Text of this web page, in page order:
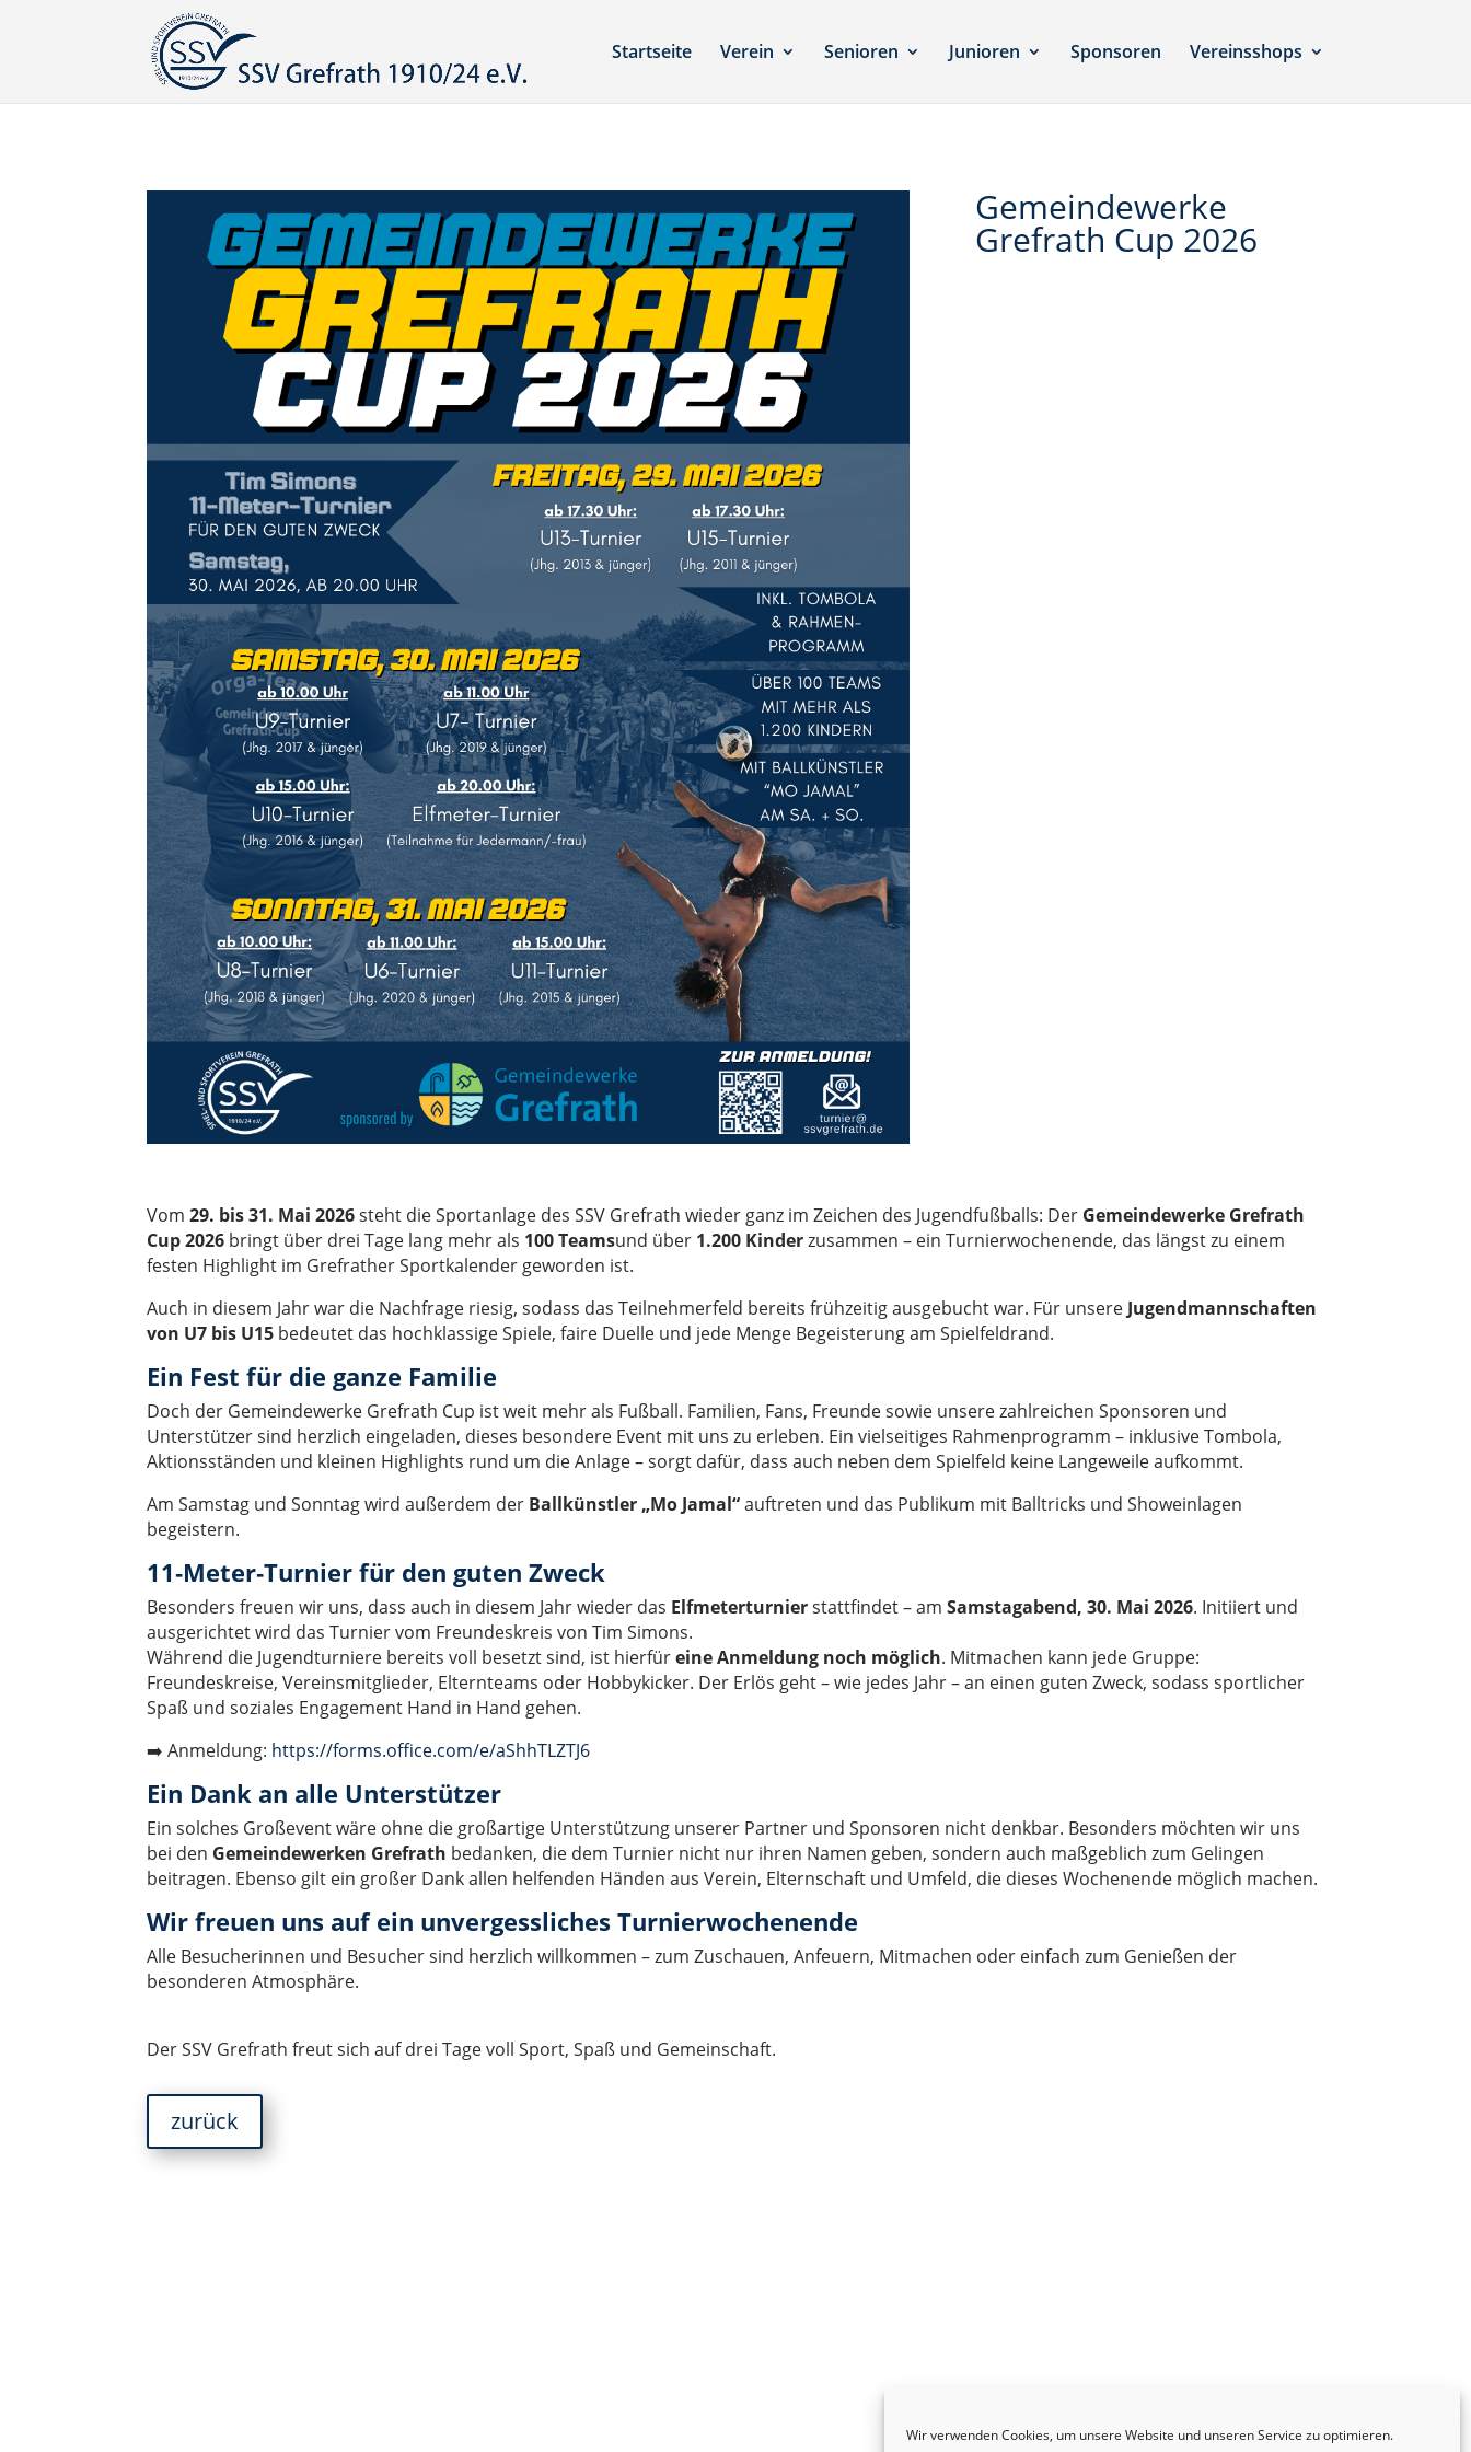
Wir verwenden Cookies, um unsere Website und unseren Service zu optimieren.
Startseite Verein Senioren Junioren Sponsoren Vereinsshops
Gemeindewerke
Grefrath Cup 2026
Vom29. bis 31. Mai 2026steht die Sportanlage des SSV Grefrath wieder ganz im Zeichen des Jugendfußballs: Der Gemeindewerke Grefrath
Cup 2026 bringt über drei Tage lang mehr als 100 Teamsund über 1.200 Kinderzusammen – ein Turnierwochenende, das längst zu einem
festen Highlight im Grefrather Sportkalender geworden ist.
Auch in diesem Jahr war die Nachfrage riesig, sodass das Teilnehmerfeld bereits frühzeitig ausgebucht war. Für unsere Jugendmannschaften
von U7 bis U15 bedeutet das hochklassige Spiele, faire Duelle und jede Menge Begeisterung am Spielfeldrand.
Ein Fest für die ganze Familie
Doch der Gemeindewerke Grefrath Cup ist weit mehr als Fußball. Familien, Fans, Freunde sowie unsere zahlreichen Sponsoren und
Unterstützer sind herzlich eingeladen, dieses besondere Event mit uns zu erleben. Ein vielseitiges Rahmenprogramm – inklusive Tombola,
Aktionsständen und kleinen Highlights rund um die Anlage – sorgt dafür, dass auch neben dem Spielfeld keine Langeweile aufkommt.
Am Samstag und Sonntag wird außerdem der Ballkünstler „Mo Jamal“auftreten und das Publikum mit Balltricks und Showeinlagen
begeistern.
11‑Meter‑Turnier für den guten Zweck
Besonders freuen wir uns, dass auch in diesem Jahr wieder das Elfmeterturnierstattfindet – amSamstagabend, 30. Mai 2026. Initiiert und
ausgerichtet wird das Turnier vom Freundeskreis von Tim Simons.
Während die Jugendturniere bereits voll besetzt sind, ist hierfüreine Anmeldung noch möglich. Mitmachen kann jede Gruppe:
Freundeskreise, Vereinsmitglieder, Elternteams oder Hobbykicker. Der Erlös geht – wie jedes Jahr – an einen guten Zweck, sodass sportlicher
Spaß und soziales Engagement Hand in Hand gehen.
➡️ Anmeldung: https://forms.office.com/e/aShhTLZTJ6
Ein Dank an alle Unterstützer
Ein solches Großevent wäre ohne die großartige Unterstützung unserer Partner und Sponsoren nicht denkbar. Besonders möchten wir uns
bei den Gemeindewerken Grefrath bedanken, die dem Turnier nicht nur ihren Namen geben, sondern auch maßgeblich zum Gelingen
beitragen. Ebenso gilt ein großer Dank allen helfenden Händen aus Verein, Elternschaft und Umfeld, die dieses Wochenende möglich machen.
Wir freuen uns auf ein unvergessliches Turnierwochenende
Alle Besucherinnen und Besucher sind herzlich willkommen – zum Zuschauen, Anfeuern, Mitmachen oder einfach zum Genießen der
besonderen Atmosphäre.
Der SSV Grefrath freut sich auf drei Tage voll Sport, Spaß und Gemeinschaft.
zurück